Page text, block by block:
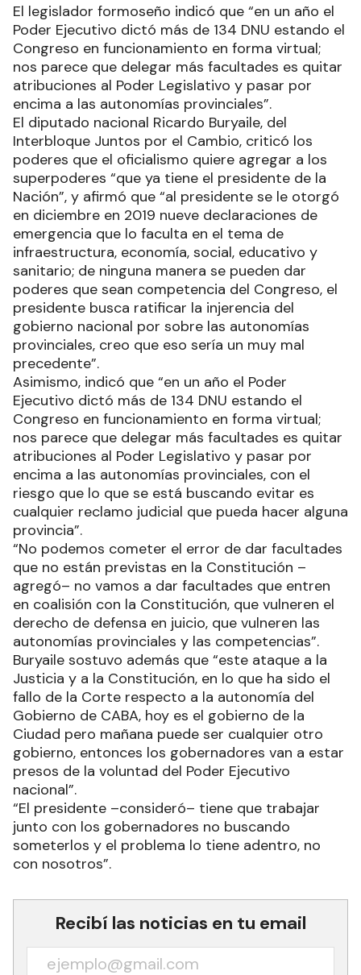
El legislador formoseño indicó que “en un año el
Poder Ejecutivo dictó más de 134 DNU estando el
Congreso en funcionamiento en forma virtual;
nos parece que delegar más facultades es quitar
atribuciones al Poder Legislativo y pasar por
encima a las autonomías provinciales”.
El diputado nacional Ricardo Buryaile, del
Interbloque Juntos por el Cambio, criticó los
poderes que el oficialismo quiere agregar a los
superpoderes “que ya tiene el presidente de la
Nación”, y afirmó que “al presidente se le otorgó
en diciembre en 2019 nueve declaraciones de
emergencia que lo faculta en el tema de
infraestructura, economía, social, educativo y
sanitario; de ninguna manera se pueden dar
poderes que sean competencia del Congreso, el
presidente busca ratificar la injerencia del
gobierno nacional por sobre las autonomías
provinciales, creo que eso sería un muy mal
precedente”.
Asimismo, indicó que “en un año el Poder
Ejecutivo dictó más de 134 DNU estando el
Congreso en funcionamiento en forma virtual;
nos parece que delegar más facultades es quitar
atribuciones al Poder Legislativo y pasar por
encima a las autonomías provinciales, con el
riesgo que lo que se está buscando evitar es
cualquier reclamo judicial que pueda hacer alguna
provincia”.
“No podemos cometer el error de dar facultades
que no están previstas en la Constitución –
agregó– no vamos a dar facultades que entren
en coalisión con la Constitución, que vulneren el
derecho de defensa en juicio, que vulneren las
autonomías provinciales y las competencias”.
Buryaile sostuvo además que “este ataque a la
Justicia y a la Constitución, en lo que ha sido el
fallo de la Corte respecto a la autonomía del
Gobierno de CABA, hoy es el gobierno de la
Ciudad pero mañana puede ser cualquier otro
gobierno, entonces los gobernadores van a estar
presos de la voluntad del Poder Ejecutivo
nacional”.
“El presidente –consideró– tiene que trabajar
junto con los gobernadores no buscando
someterlos y el problema lo tiene adentro, no
con nosotros”.
Recibí las noticias en tu email